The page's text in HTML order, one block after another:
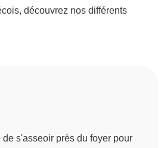
découvrez nos différents
s'asseoir près du foyer pour